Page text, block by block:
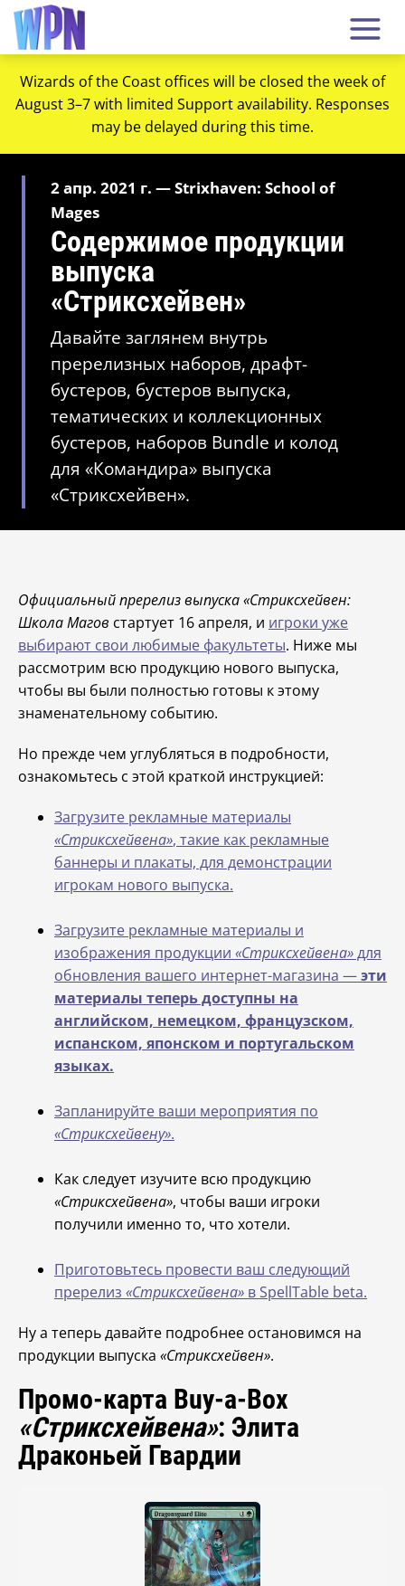
Wizards of the Coast offices will be closed the week of
August 3–7 with limited Support availability. Responses
may be delayed during this time.
2 апр. 2021 г. — Strixhaven: School of
Mages
Содержимое продукции
выпуска
«Стриксхейвен»
Давайте заглянем внутрь
пререлизных наборов, драфт-
бустеров, бустеров выпуска,
тематических и коллекционных
бустеров, наборов Bundle и колод
для «Командира» выпуска
«Стриксхейвен».
Официальный пререлиз выпуска «Стриксхейвен:
Школа Магов стартует 16 апреля, и игроки уже
выбирают свои любимые факультеты. Ниже мы
рассмотрим всю продукцию нового выпуска,
чтобы вы были полностью готовы к этому
знаменательному событию.
Но прежде чем углубляться в подробности,
ознакомьтесь с этой краткой инструкцией:
Загрузите рекламные материалы
«Стриксхейвена», такие как рекламные
баннеры и плакаты, для демонстрации
игрокам нового выпуска.
Загрузите рекламные материалы и
изображения продукции «Стриксхейвена»для
обновления вашего интернет-магазина —эти
материалы теперь доступны на
английском, немецком, французском,
испанском, японском и португальском
языках.
Запланируйте ваши мероприятия по
«Стриксхейвену».
Как следует изучите всю продукцию
«Стриксхейвена», чтобы ваши игроки
получили именно то, что хотели.
Приготовьтесь провести ваш следующий
пререлиз «Стриксхейвена» в SpellTable beta.
Ну а теперь давайте подробнее остановимся на
продукции выпуска «Стриксхейвен».
Промо-карта Buy-a-Box
«Стриксхейвена»: Элита
Драконьей Гвардии